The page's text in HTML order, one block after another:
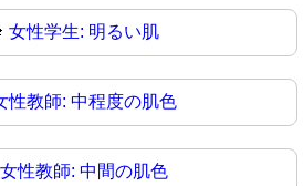
女性学生: 明るい肌
性教師: 中程度の肌色
女性教師: 中間の肌色